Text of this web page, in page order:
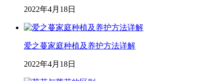
2022年4月18日
爱之蔓家庭种植及养护方法详解
2022年4月18日